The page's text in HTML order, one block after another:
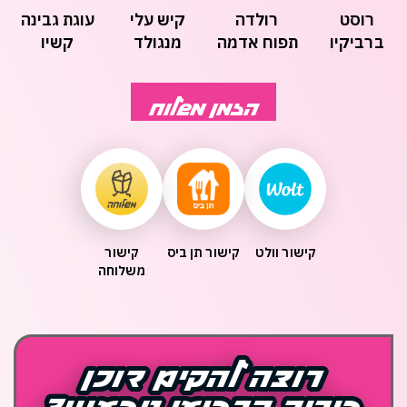
עוגת גבינה
קשיו
קיש עלי
מנגולד
רולדה
תפוח אדמה
רוסט
ברביקיו
הזמן משלוח
קישור וולט קישור תן ביס
קישור
משלוחה
רוצה להקים דוכן
רוצה להקים דוכן